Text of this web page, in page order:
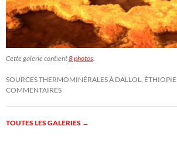
Cette galerie contient8 photos.
SOURCES THERMOMINÉRALES À DALLOL, ÉTHIOPIE
COMMENTAIRES
TOUTES LES GALERIES →